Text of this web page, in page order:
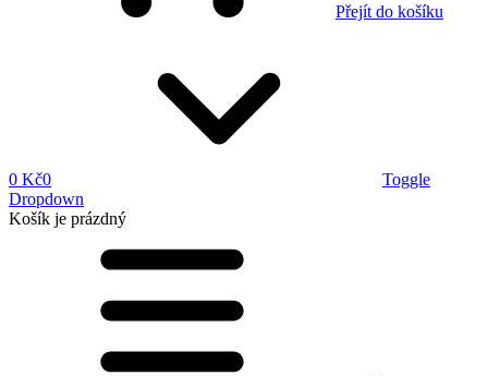
Přejít do košíku
0 Kč0
Toggle
Dropdown
Košík je prázdný